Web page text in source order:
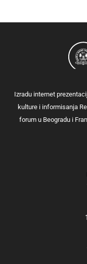
Izradu internet
kulture i informisanja
forum u Beogradu i